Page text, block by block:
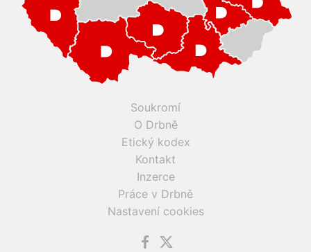
Soukromí
O Drbně
Etický kodex
Kontakt
Inzerce
Práce v Drbně
Nastavení cookies